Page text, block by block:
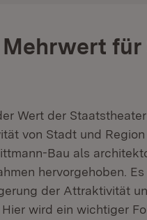
für
Wert der
von Stadt und
Bau als
hervorgehoben.
der Attraktivität
wird ein wichtiger